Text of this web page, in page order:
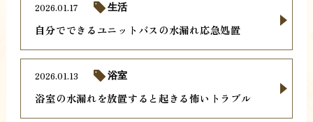
自分でできるユニットバスの水漏れ応急処置
2026.01.17 生活
浴室の水漏れを放置すると起きる怖いトラブル
2026.01.13 浴室